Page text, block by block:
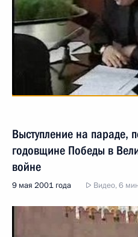
Выступление на параде,
годовщине Победы в
войне
9 мая 2001 года Видео, 6